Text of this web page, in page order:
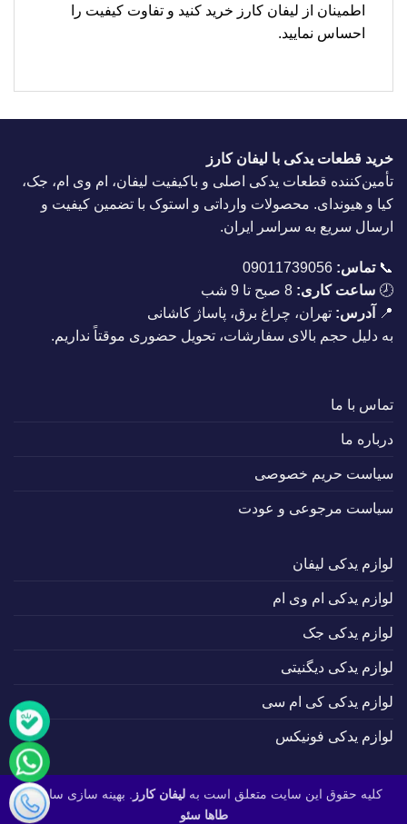
اطمینان از لیفان کارز خرید کنید و تفاوت کیفیت را
احساس نمایید.
خرید قطعات یدکی با لیفان کارز
تأمین‌کننده قطعات یدکی اصلی و باکیفیت لیفان، ام وی ام، جک،
کیا و هیوندای. محصولات وارداتی و استوک با تضمین کیفیت و
ارسال سریع به سراسر ایران.
📞تماس: 09011739056
🕗 ساعت کاری:
📍
آدرس: تهران، چراغ برق، پاساژ کاشانی
به دلیل حجم بالای سفارشات، تحویل حضوری موقتاً نداریم.
تماس با ما
درباره ما
سیاست حریم خصوصی
سیاست مرجوعی و عودت
لوازم یدکی لیفان
لوازم یدکی ام وی ام
لوازم یدکی جک
لوازم یدکی دیگنیتی
لوازم یدکی کی ام سی
لوازم یدکی فونیکس
کلیه حقوق این سایت متعلق است بهلیفان کارز
. بهینه سازی سایت :
طاها سئو